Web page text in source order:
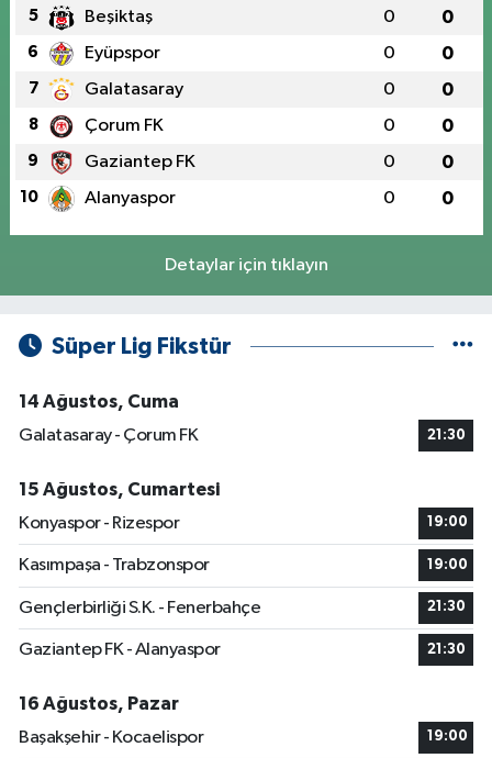
5 Beşiktaş 0 0
6 Eyüpspor 0 0
7 Galatasaray 0 0
8 Çorum FK 0 0
9 Gaziantep FK 0 0
10 Alanyaspor 0 0
Detaylar için tıklayın
Süper Lig Fikstür
14 Ağustos, Cuma
Galatasaray - Çorum FK
21:30
15 Ağustos, Cumartesi
Konyaspor - Rizespor
19:00
Kasımpaşa - Trabzonspor 19:00
Gençlerbirliği S.K. - Fenerbahçe 21:30
Gaziantep FK - Alanyaspor 21:30
16 Ağustos, Pazar
Başakşehir - Kocaelispor
19:00